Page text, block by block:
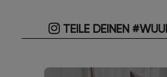
TEILE DEINEN